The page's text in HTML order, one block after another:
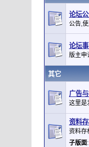
论坛
公告,
论坛
版主申
其它
广告
这里是
资料
资料存
子版面: